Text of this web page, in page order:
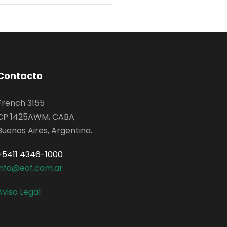
3155
1425AWM, CABA
Aires, Argentina.
4346-1000
Legal